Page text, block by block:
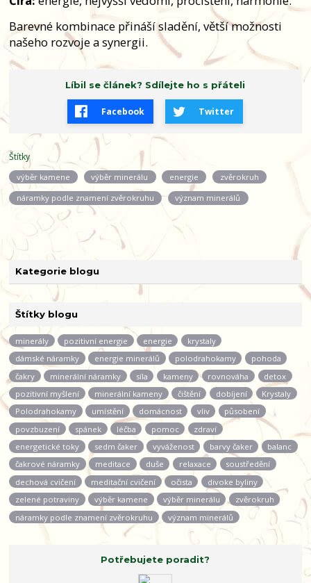
Kategorie blogu
Štítky blogu
minerály pozitivní energie energie
krystaly
dámské náramky
energie minerálů polodrahokamy
pohoda
čakry
minerální náramky síla kameny rovnováha
detox
pozitivní myšlení
minerální kameny čištění dobíjení
Krystaly
Polodrahokamy
umístění domácnost vliv
působení
povzbuzení
spánek léčba pomoc
zdraví
energetické toky
sedm čaker vyváženost barvy čaker
balanc
čakrové náramky
meditace duše relaxace
soustředění
dechová cvičení
meditační cvičení očista
divoke byliny
zelené potraviny
výběr kamene výběr minerálu
zvěrokruh
náramky podle znamení zvěrokruhu
význam minerálů
Potřebujete poradit?
Barevné kombinace přináší sladění, větší možnosti
našeho rozvoje a synergii.
Líbil se článek? Sdílejte ho s přáteli
Facebook Twitter
Štítky
výběr kamene výběr minerálu energie zvěrokruh
náramky podle znamení zvěrokruhu význam minerálů